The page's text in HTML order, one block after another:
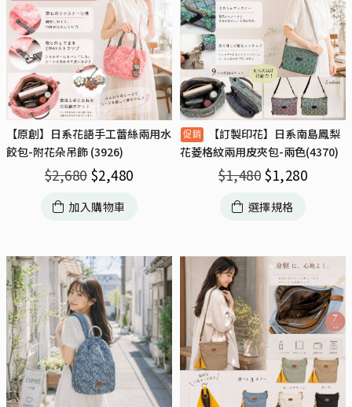
【原創】日系花語手工蕾絲兩用水
餃包-附花朵吊飾 (3926)
$2,680 $2,480
加入購物車
【訂製印花】日系南島鳳梨
花菱格紋兩用皮夾包-兩色(4370)
$1,480 $1,280
選擇規格